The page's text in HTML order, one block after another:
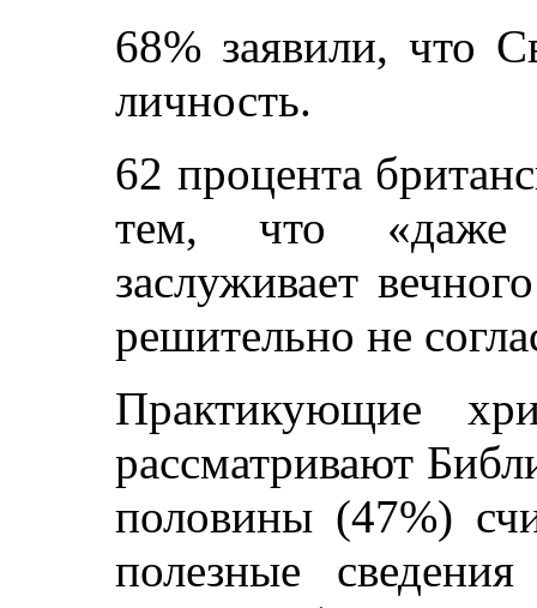
68% заявили, что
личность.
62 процента
тем, что «даже
заслуживает
решительно не
Практикующие
рассматривают
половины (47%)
полезные